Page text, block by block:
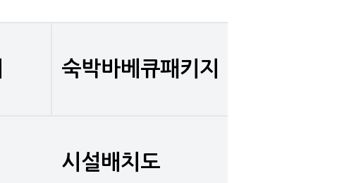
숙박바베큐패키지
시설배치도